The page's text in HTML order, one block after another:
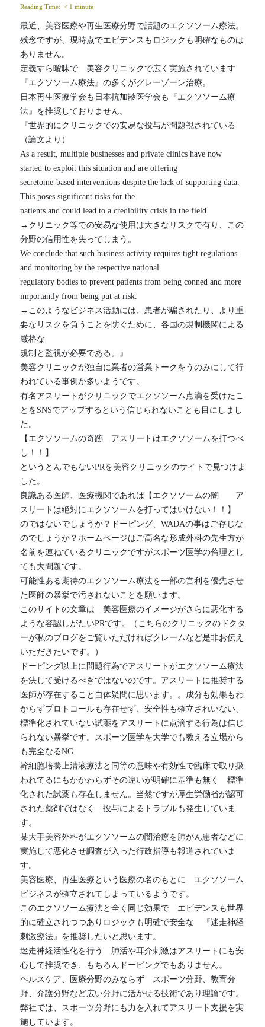
Reading Time: < 1 minute
最近、美容医療や再生医療分野で話題のエクソソーム療法。
残念ですが、現時点でエビデンスもロジックも明確なものは
ありません。
定義すら曖昧で　美容クリニックで広く実施されています
『エクソソーム療法』の多くがグレーゾーン治療。
日本再生医療学会も日本抗加齢医学会も『エクソソーム療
法』を推奨しておりません。
『世界的にクリニックでの安易な投与が問題視されている
（論文より）
As a result, multiple businesses and private clinics have now
started to exploit this situation and are offering
secretome-based interventions despite the lack of supporting data.
This poses significant risks for the
patients and could lead to a credibility crisis in the field.
→クリニック等での安易な使用は大きなリスクで有り、この
分野の信用性を失ってしまう。
We conclude that such business activity requires tight regulations
and monitoring by the respective national
regulatory bodies to prevent patients from being conned and more
importantly from being put at risk.
→このようなビジネス活動には、患者が騙されたり、より重
要なリスクを負うことを防ぐために、各国の規制機関による
厳格な
規制と監視が必要である。』
美容クリニックが独自に業者の営業トークをうのみにして行
われている事例が多いようです。
有名アスリートがクリニックでエクソソーム点滴を受けたこ
とをSNSでアップするという信じられないことも目にしまし
た。
【エクソソームの奇跡　アスリートはエクソソームを打つべ
し！！】
というとんでもないPRを美容クリニックのサイトで見つけま
した。
良識ある医師、医療機関であれば【エクソソームの闇　　ア
スリートは絶対にエクソソームを打ってはいけない！！】
のではないでしょうか？ドーピング、WADAの事はご存じな
のでしょうか？ホームページはご高名な形成外科の先生方が
名前を連ねているクリニックですがスポーツ医学の倫理とし
ても大問題です。
可能性ある期待のエクソソーム療法を一部の営利を優先させ
た医師の暴挙で汚されないことを願います。
このサイトの文章は　美容医療のイメージがさらに悪化する
ような容認しがたいPRです。（こちらのクリニックのドクタ
ーが私のブログをご覧いただければクレームなど是非お伝え
いただきたいです。）
ドーピング以上に問題行為でアスリートがエクソソーム療法
を決して受けるべきではないのです。アスリートに推奨する
医師が存在すること自体疑問に思います。。成分も効果もわ
からずプロトコールも存在せず、安全性も確立されいない、
標準化されていない試薬をアスリートに点滴する行為は信じ
られない暴挙です。スポーツ医学を大学でも教える立場から
も完全なるNG
幹細胞培養上清液療法と同等の意味や有効性で臨床で取り扱
われてるにもかかわらずその違いが明確に基準も無く　標準
化された試薬も存在しません。当然ですが厚生労働省が認可
された薬剤ではなく　投与によるトラブルも発生していま
す。
某大手美容外科がエクソソームの闇治療を肺がん患者などに
実施して悪化させ調査が入った行政指導も報道されていま
す。
美容医療、再生医療という医療の名のもとに　エクソソーム
ビジネスが確立されてしまっているようです。
このエクソソーム療法と全く同じ効果で　エビデンスも世界
的に確立されつつありロジックも明確で安全な　『迷走神経
刺激療法』を推奨したいと思います。
迷走神経活性化を行う　肺活や耳介刺激はアスリートにも安
心して推奨でき、もちろんドーピングでもありません。
ヘルスケア、医療分野のみならず　スポーツ分野、教育分
野、介護分野など広い分野に活かせる技術であり理論です。
弊社では、スポーツ分野にも力を入れてアスリート支援を実
施しています。